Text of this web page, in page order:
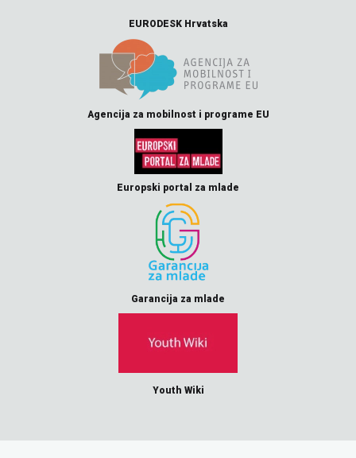
EURODESK Hrvatska
Agencija za mobilnost i programe EU
Europski portal za mlade
Garancija za mlade
Youth Wiki